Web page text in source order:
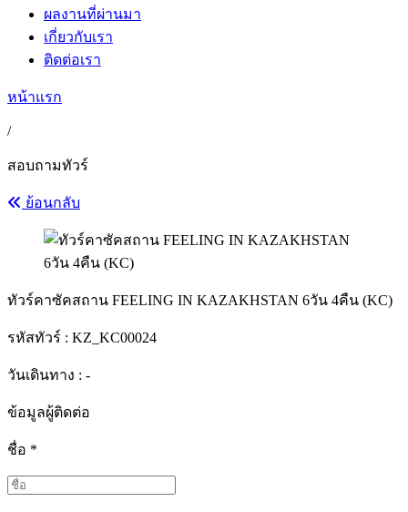
ผลงานที่ผ่านมา
เกี่ยวกับเรา
ติดต่อเรา
หน้าแรก
/
สอบถามทัวร์
ย้อนกลับ
ทัวร์คาซัคสถาน FEELING IN KAZAKHSTAN 6วัน 4คืน (KC)
รหัสทัวร์ : KZ_KC00024
วันเดินทาง : -
ข้อมูลผู้ติดต่อ
ชื่อ *